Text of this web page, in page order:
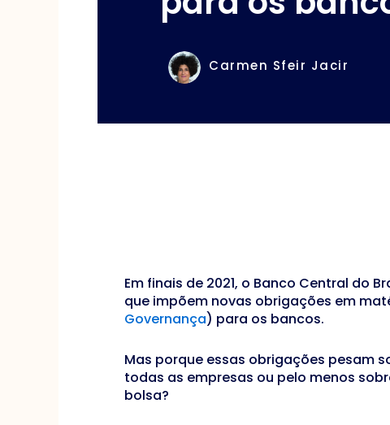
Carmen Sfeir Jacir
Em finais de 2021, o Banco Central do
que impõem novas obrigações em
Governança) para os bancos.
Mas porque essas obrigações pesam
todas as empresas ou pelo menos
bolsa?